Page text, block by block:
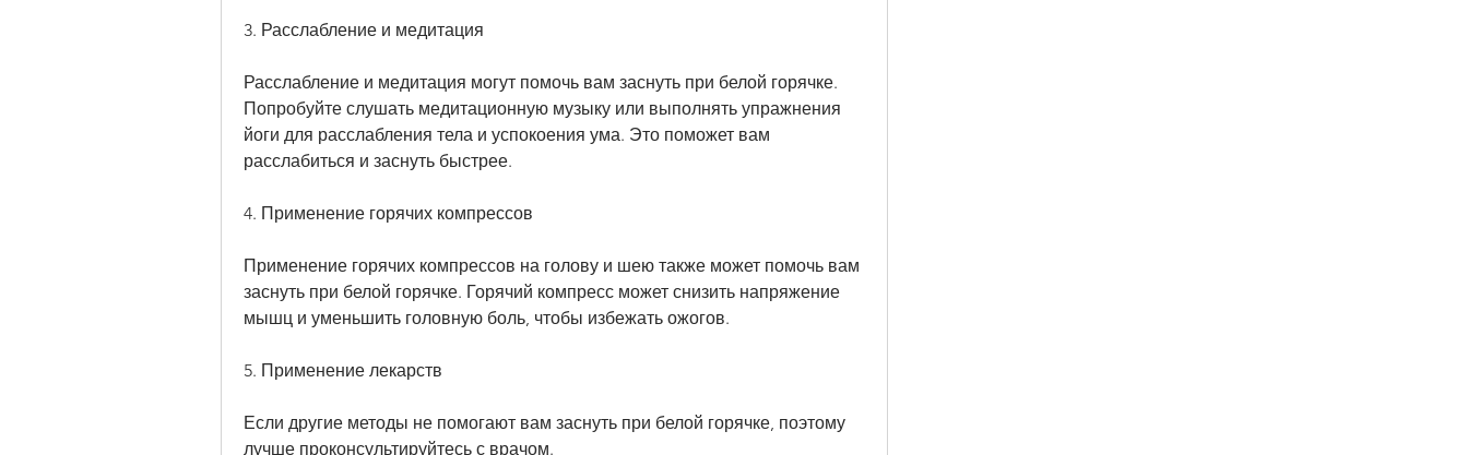
3. Расслабление и медитация
Расслабление и медитация могут помочь вам заснуть при белой горячке.
Попробуйте слушать медитационную музыку или выполнять упражнения
йоги для расслабления тела и успокоения ума. Это поможет вам
расслабиться и заснуть быстрее.
4. Применение горячих компрессов
Применение горячих компрессов на голову и шею также может помочь вам
заснуть при белой горячке. Горячий компресс может снизить напряжение
мышц и уменьшить головную боль, чтобы избежать ожогов.
5. Применение лекарств
Если другие методы не помогают вам заснуть при белой горячке, поэтому
лучше проконсультируйтесь с врачом.